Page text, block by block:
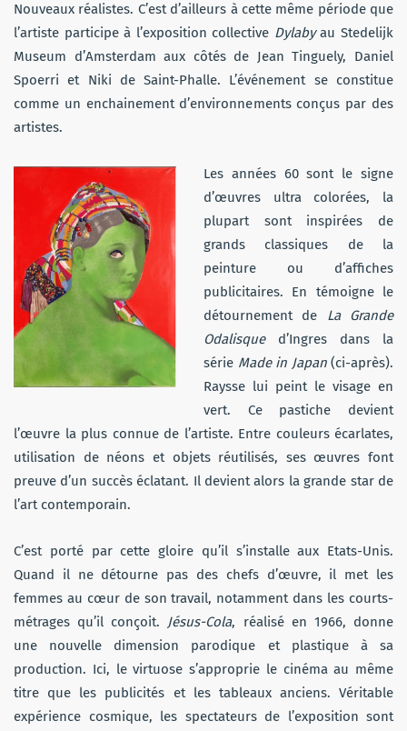
Nouveaux réalistes. C’est d’ailleurs à cette même période que
l’artiste participe à l’exposition collective Dylabyau Stedelijk
Museum d’Amsterdam aux côtés de Jean Tinguely, Daniel
Spoerri et Niki de Saint-Phalle. L’événement se constitue
comme un enchainement d’environnements conçus par des
artistes.
Les années 60 sont le signe
d’œuvres ultra colorées, la
plupart sont inspirées de
grands classiques de la
peinture ou d’affiches
publicitaires. En témoigne le
détournement de La Grande
Odalisqued’Ingres dans la
série Made in Japan(ci-après).
Raysse lui peint le visage en
vert. Ce pastiche devient
l’œuvre la plus connue de l’artiste. Entre couleurs écarlates,
utilisation de néons et objets réutilisés, ses œuvres font
preuve d’un succès éclatant. Il devient alors la grande star de
l’art contemporain.
C’est porté par cette gloire qu’il s’installe aux Etats-Unis.
Quand il ne détourne pas des chefs d’œuvre, il met les
femmes au cœur de son travail, notamment dans les courts-
métrages qu’il conçoit. Jésus-Cola, réalisé en 1966, donne
une nouvelle dimension parodique et plastique à sa
production. Ici, le virtuose s’approprie le cinéma au même
titre que les publicités et les tableaux anciens. Véritable
expérience cosmique, les spectateurs de l’exposition sont